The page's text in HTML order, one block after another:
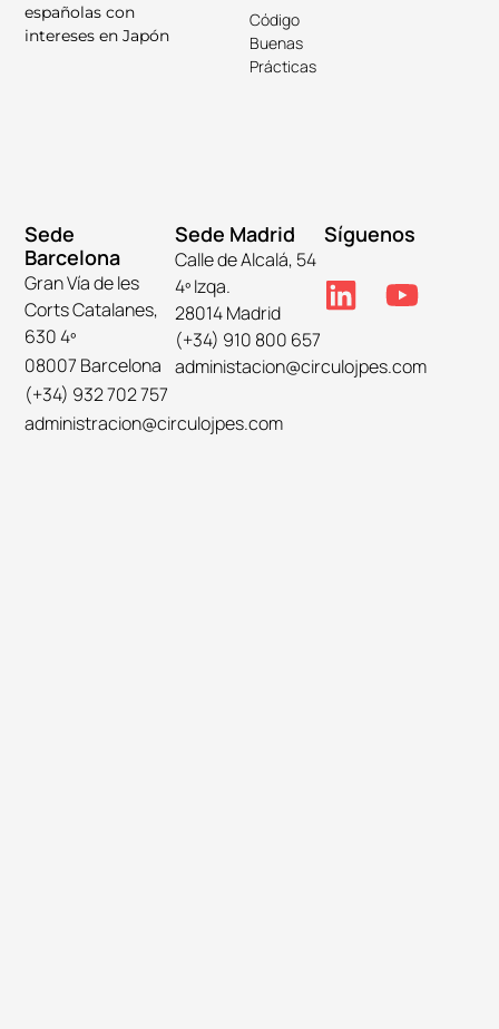
españolas con
intereses en Japón
Código
Buenas
Prácticas
Sede
Barcelona
Gran Vía de les
Corts Catalanes,
630 4º
08007 Barcelona
(+34) 932 702 757
administracion@circulojpes.com
Sede Madrid
Calle de Alcalá, 54
4º Izqa.
28014 Madrid
(+34) 910 800 657
administacion@circulojpes.com
Síguenos